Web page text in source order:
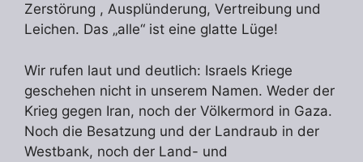
Zerstörung , Ausplünderung, Vertreibung und
Leichen. Das „alle“ ist eine glatte Lüge!
Wir rufen laut und deutlich: Israels Kriege
geschehen nicht in unserem Namen. Weder der
Krieg gegen Iran, noch der Völkermord in Gaza.
Noch die Besatzung und der Landraub in der
Westbank, noch der Land- und